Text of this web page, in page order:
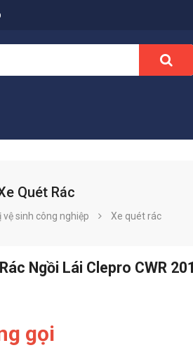
Quét Rác
vệ sinh công nghiệp Xe quét rác
Ngồi Lái Clepro CWR
gọi